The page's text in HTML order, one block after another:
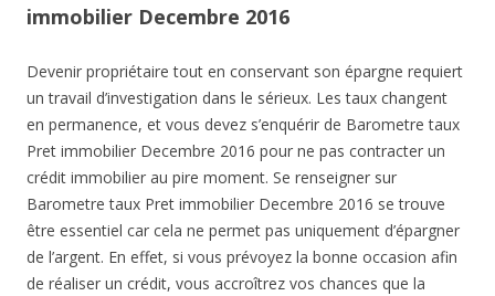
immobilier Decembre 2016
Devenir propriétaire tout en conservant son épargne requiert
un travail d’investigation dans le sérieux. Les taux changent
en permanence, et vous devez s’enquérir de Barometre taux
Pret immobilier Decembre 2016 pour ne pas contracter un
crédit immobilier au pire moment. Se renseigner sur
Barometre taux Pret immobilier Decembre 2016 se trouve
être essentiel car cela ne permet pas uniquement d’épargner
de l’argent. En effet, si vous prévoyez la bonne occasion afin
de réaliser un crédit, vous accroîtrez vos chances que la